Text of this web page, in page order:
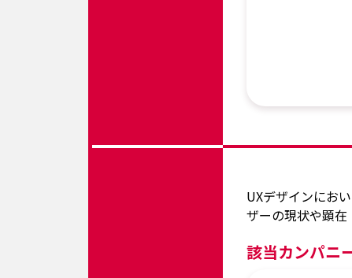
UXデザインにお
ザーの現状や顕在
該当カンパニ